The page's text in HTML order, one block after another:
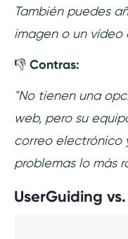
También puedes
imagen o un vídeo
👎 Contras:
"No tienen una
web, pero su
correo electrónico
problemas lo más
UserGuiding